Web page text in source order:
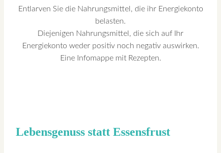
Entlarven Sie die Nahrungsmittel, die ihr Energiekonto
belasten.
Diejenigen Nahrungsmittel, die sich auf Ihr
Energiekonto weder positiv noch negativ auswirken.
Eine Infomappe mit Rezepten.
Lebensgenuss statt Essensfrust